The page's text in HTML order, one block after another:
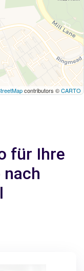
contributors ©CARTO
für Ihre
nach